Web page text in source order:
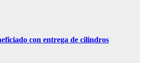
con entrega de cilindros